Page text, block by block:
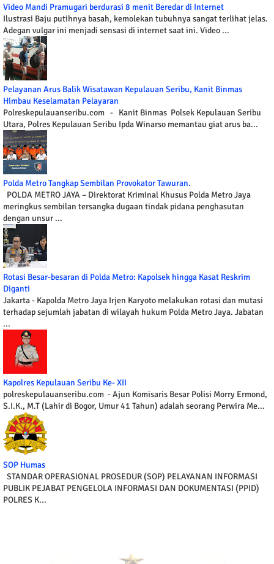
Video Mandi Pramugari berdurasi 8 menit Beredar di Internet
Ilustrasi Baju putihnya basah, kemolekan tubuhnya sangat terlihat jelas.
Adegan vulgar ini menjadi sensasi di internet saat ini. Video ...
Pelayanan Arus Balik Wisatawan Kepulauan Seribu, Kanit Binmas
Himbau Keselamatan Pelayaran
Polreskepulauanseribu.com - Kanit Binmas Polsek Kepulauan Seribu
Utara, Polres Kepulauan Seribu Ipda Winarso memantau giat arus ba...
Polda Metro Tangkap Sembilan Provokator Tawuran.
POLDA METRO JAYA – Direktorat Kriminal Khusus Polda Metro Jaya
meringkus sembilan tersangka dugaan tindak pidana penghasutan
dengan unsur ...
Rotasi Besar-besaran di Polda Metro: Kapolsek hingga Kasat Reskrim
Diganti
Jakarta - Kapolda Metro Jaya Irjen Karyoto melakukan rotasi dan mutasi
terhadap sejumlah jabatan di wilayah hukum Polda Metro Jaya. Jabatan
...
Kapolres Kepulauan Seribu Ke- XII
polreskepulauanseribu.com - Ajun Komisaris Besar Polisi Morry Ermond,
S.I.K., M.T (Lahir di Bogor, Umur 41 Tahun) adalah seorang Perwira Me...
SOP Humas
STANDAR OPERASIONAL PROSEDUR (SOP) PELAYANAN INFORMASI
PUBLIK PEJABAT PENGELOLA INFORMASI DAN DOKUMENTASI (PPID)
POLRES K...